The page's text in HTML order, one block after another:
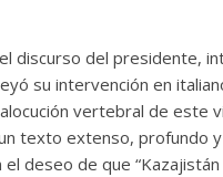
discurso del presidente,
su intervención en
vertebral de este
texto extenso, profundo
el deseo de que